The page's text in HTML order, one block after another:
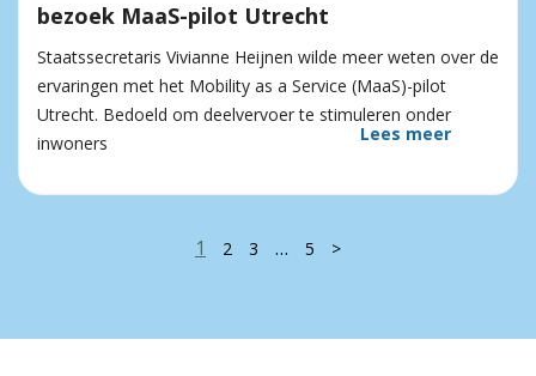
bezoek MaaS-pilot Utrecht
Staatssecretaris Vivianne Heijnen wilde meer weten over de
ervaringen met het Mobility as a Service (MaaS)-pilot
Utrecht. Bedoeld om deelvervoer te stimuleren onder
inwoners
Lees meer
1 2 3 … 5 >